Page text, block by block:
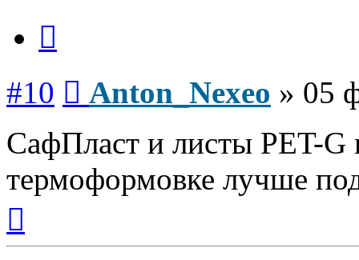
#10 Anton_Nexeo » 05
СафПласт и листы PET-G
термоформовке лучше
началу